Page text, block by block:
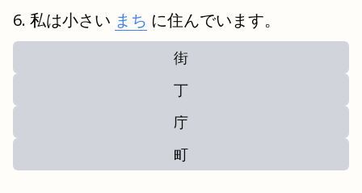
私は小さい まち に住んでいます。
街
丁
庁
町